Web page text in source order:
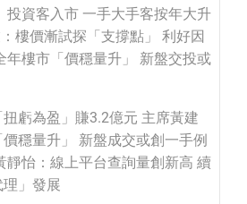
投資客入市 一手大手客按年大升
樓價漸試探「支撐點」 利好因
年樓市「價穩量升」 新盤交投或
虧為盈」賺3.2億元 主席黃建
穩量升」 新盤成交或創一手例
靜怡：線上平台查詢量創新高 續
」發展